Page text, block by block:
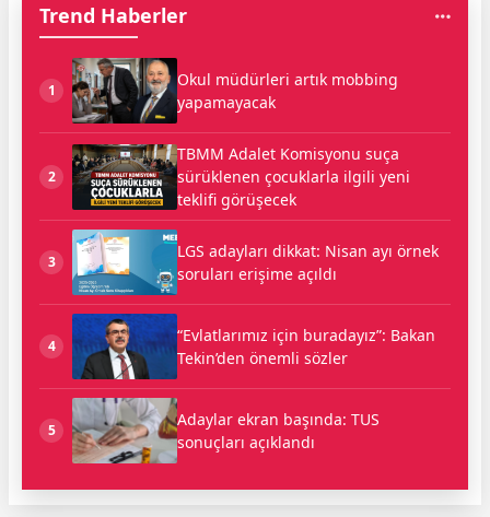
Trend Haberler
1
Okul müdürleri artık mobbing
yapamayacak
2
TBMM Adalet Komisyonu suça
sürüklenen çocuklarla ilgili yeni
teklifi görüşecek
3
LGS adayları dikkat: Nisan ayı örnek
soruları erişime açıldı
4
“Evlatlarımız için buradayız”: Bakan
Tekin’den önemli sözler
5
Adaylar ekran başında: TUS
sonuçları açıklandı